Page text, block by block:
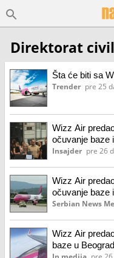
Direktorat
Šta će biti sa
Trender pre 25
Wizz Air
očuvanje baze
Insajder pre 26
Wizz Air
očuvanje baze
Serbian News
Wizz Air
baze u